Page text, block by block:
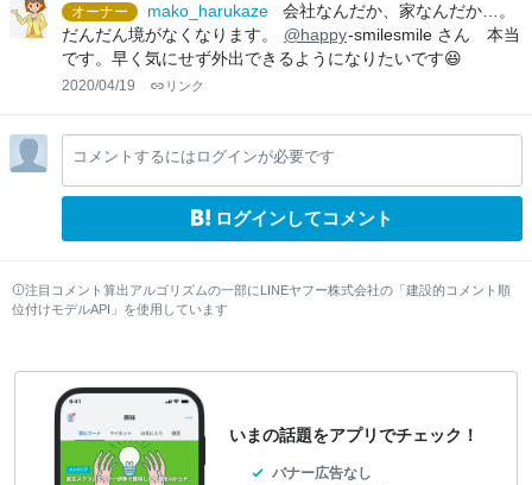
オーナー
mako_harukaze
会社なんだか、家なんだか…。
だんだん境がなくなります。
@happy-smilesmile さん 本当
です。早く気にせず外出できるようになりたいです😆
2020/04/19 リンク
コメントするにはログインが必要です
ログインしてコメント
注目コメント算出アルゴリズムの一部にLINEヤフー株式会社の「建設的コメント順
位付けモデルAPI」を使用しています
いまの話題をアプリでチェック！
バナー広告なし